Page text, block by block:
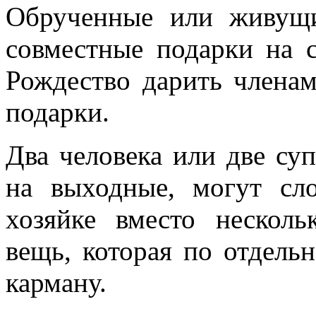
Обрученные или
совместные подарки
Рождество дарить
подарки.
Два человека или две
на выходные, могут
хозяйке вместо
вещь, которая по
карману.